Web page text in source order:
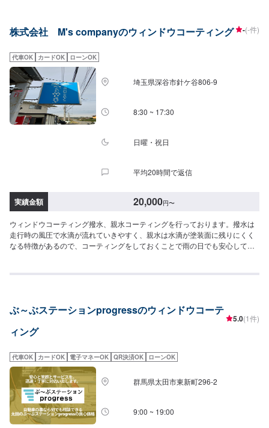
い！--------------------------------------------------【1】オファーにてお問い合わせ
次第納車□納期について□通常1~2日程度で納車いたします。車種や状態によ
り納期が前後する場合がございます。予め、ご了承ください。□代車について
□作業中は無料の代車をご利用ください。※燃料代は、お客様負担となってお
ります。予め、ご了承ください。□パーツ持ち込みについて□パーツの持ち込
み可能です。オファーの際に持ち込みパーツの詳細をご入力ください。【定
休日・営業時間】定休日：祝日営業時間：9:00~19:00
株式会社 M's companyのウィンドウコーティング -(-件)
代車OK カードOK ローンOK
埼玉県深谷市針ケ谷806‐9
8:30 ~ 17:30
日曜・祝日
平均20時間で返信
実績金額 20,000円〜
ウィンドウコーティング撥水、親水コーティングを行っております。撥水は
走行時の風圧で水滴が流れていきやすく、親水は水滴が塗装面に残りにくく
なる特徴があるので、コーティングをしておくことで雨の日でも安心して運
----------------当社は埼玉県深谷市にある自動車整備工場です。国産車から輸入
が、車検やパーツ取り付け等まで幅広くご対応させていただきます。スタッ
フ全員が自動車整備士の国家資格を持っておりますのでお客様の大切なお車
の整備は是非私たちにお任せください！お客様にご満足していただけるよ
ぶ～ぶステーションprogressのウィンドウコーテ
ィング
5.0(1件)
代車OK カードOK 電子マネーOK QR決済OK ローンOK
群馬県太田市東新町296-2
9:00 ~ 19:00